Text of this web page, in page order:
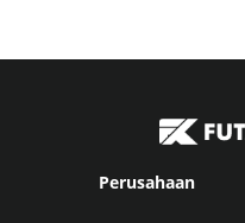
Perusahaan